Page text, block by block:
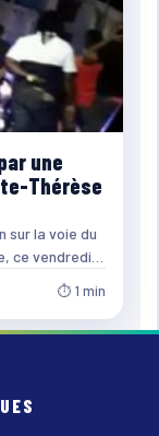
une
Thérèse
sur la voie du
ce vendredi…
⏱ 1 min